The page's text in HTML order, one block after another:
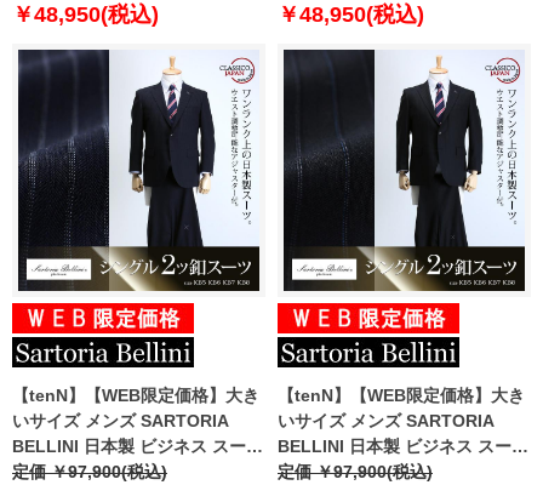
ビジネススーツ 高級スーツ 上下
￥48,950(税込)
ビジネススーツ 高級スーツ 上下
￥48,950(税込)
【tenN】【WEB限定価格】大き
いサイズ メンズ SARTORIA
BELLINI 日本製 ビジネス スーツ
アジャスター付 シングル 2ツ釦
定価 ￥97,900(税込)
【tenN】【WEB限定価格】大き
いサイズ メンズ SARTORIA
BELLINI 日本製 ビジネス スーツ
アジャスター付 シングル 2ツ釦
定価 ￥97,900(税込)